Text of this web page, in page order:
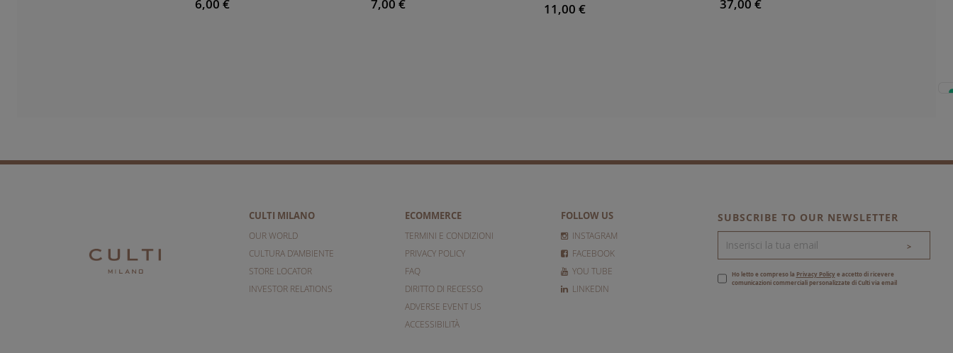
6,00 € 7,00 € 11,00 € 37,00 €
CULTI MILANO
OUR WORLD
CULTURA D'AMBIENTE
STORE LOCATOR
INVESTOR RELATIONS
ECOMMERCE
TERMINI E CONDIZIONI
PRIVACY POLICY
FAQ
DIRITTO DI RECESSO
ADVERSE EVENT US
ACCESSIBILITÀ
FOLLOW US
INSTAGRAM
FACEBOOK
YOU TUBE
LINKEDIN
SUBSCRIBE TO OUR NEWSLETTER
>
Ho letto e compreso la Privacy Policy e accetto di ricevere
comunicazioni commerciali personalizzate di Culti via email